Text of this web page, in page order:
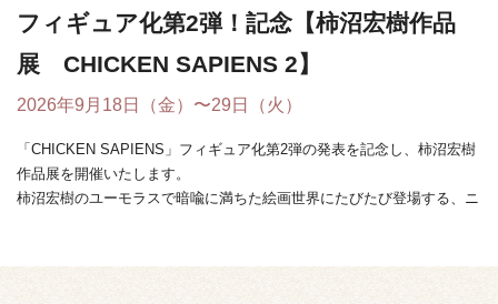
フィギュア化第2弾！記念【柿沼宏樹作品
展 CHICKEN SAPIENS 2】
2026年9月18日（金）〜29日（火）
「CHICKEN SAPIENS」フィギュア化第2弾の発表を記念し、柿沼宏樹
作品展を開催いたします。
柿沼宏樹のユーモラスで暗喩に満ちた絵画世界にたびたび登場する、ニ